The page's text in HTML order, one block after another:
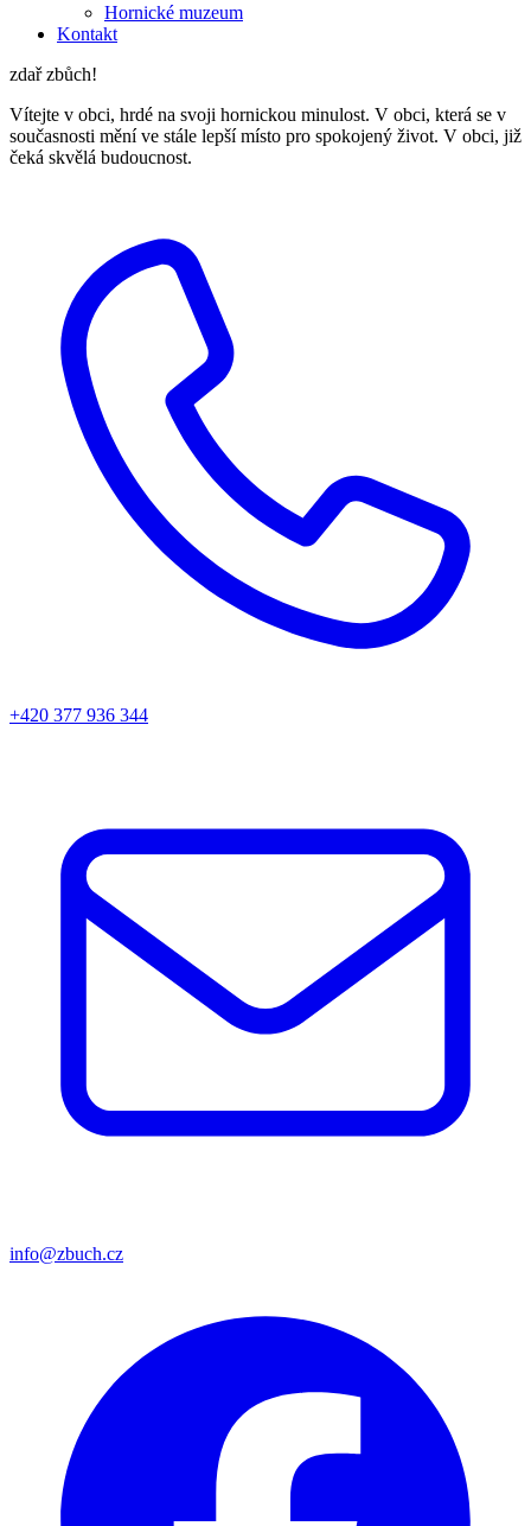
Hornické muzeum
Kontakt
zdař zbůch!
Vítejte v obci, hrdé na svoji hornickou minulost. V obci, která se v
současnosti mění ve stále lepší místo pro spokojený život. V obci, již
čeká skvělá budoucnost.
+420 377 936 344
info@zbuch.cz